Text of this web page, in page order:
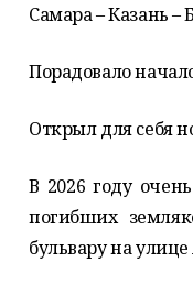
Самара – Казань –
Порадовало
Открыл для себя
В 2026 году
погибших
бульвару на